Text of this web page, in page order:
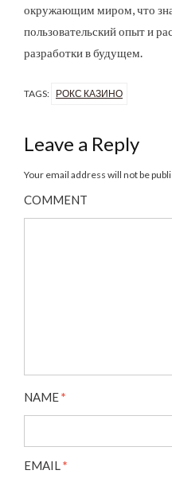
окружающим миром, что
пользовательский опыт и
разработки в будущем.
TAGS: РОКС КАЗИНО
Leave a Reply
Your email address will not be
COMMENT
NAME*
EMAIL*